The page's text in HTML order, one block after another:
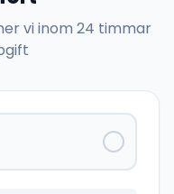
vi inom 24 timmar